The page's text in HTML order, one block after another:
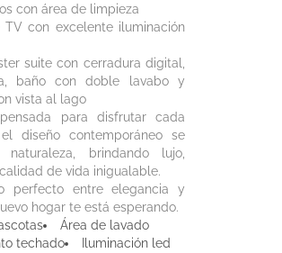
con área de limpieza
TV con excelente iluminación
suite con cerradura digital,
baño con doble lavabo y
vista al lago
para disfrutar cada
diseño contemporáneo se
brindando lujo,
de vida inigualable.
perfecto entre elegancia y
hogar te está esperando.
Área de lavado
techado
Iluminación led